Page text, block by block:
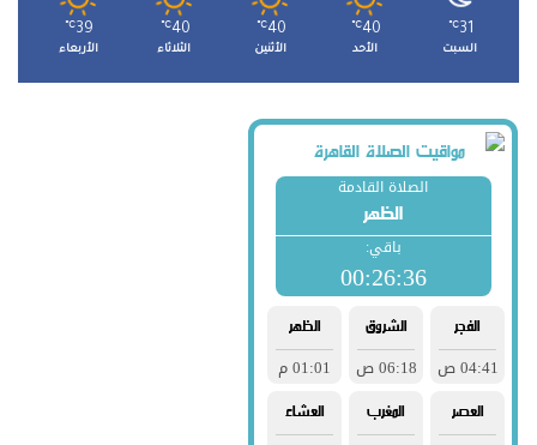
31
℃
السبت
40
℃
الأحد
40
℃
الأثنين
40
℃
الثلاثاء
39
℃
الأربعاء